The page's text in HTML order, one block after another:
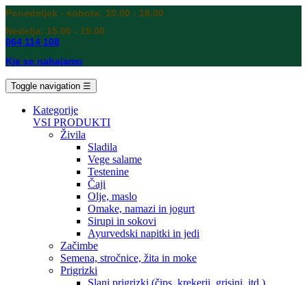
Ponedeljek - sobota: 10.00 - 18.00
Nedelja: 15.00 - 19.00
064 114 108
Kje se nahajamo
Toggle navigation ☰
Kategorije
VSI PRODUKTI
Živila
Sladila
Vege salame
Testenine
Čaji
Olje, maslo
Omake, namazi in jogurt
Sirupi in sokovi
Ayurvedski napitki in jedi
Začimbe
Semena, stročnice, žita in moke
Prigrizki
Slani prigrizki (čips, krekerji, grisini, itd.)